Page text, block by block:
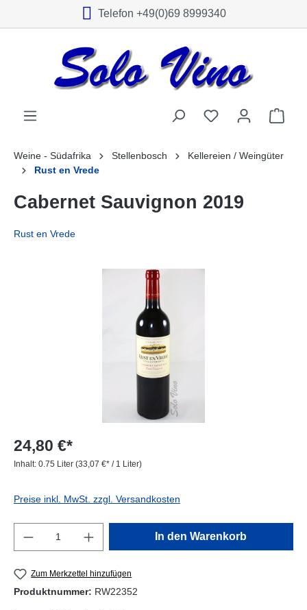
Telefon +49(0)69 8999340
Weine - Südafrika Stellenbosch
Kellereien / Weingüter
Rust en Vrede
Cabernet Sauvignon 2019
Rust en Vrede
24,80 €*
Inhalt: 0.75 Liter (33,07 €* / 1 Liter)
Preise inkl. MwSt. zzgl. Versandkosten
Produkt Anzahl: Gib den gewünschten
In den Warenkorb
Zum Merkzettel hinzufügen
Produktnummer: RW22352